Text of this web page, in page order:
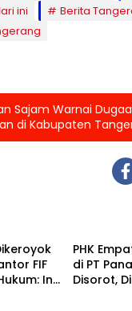
ini
Berita
Sajam Warnai
di Kabupaten
FIF
Ini
PHK
di PT
Disorot,
Peristiwa